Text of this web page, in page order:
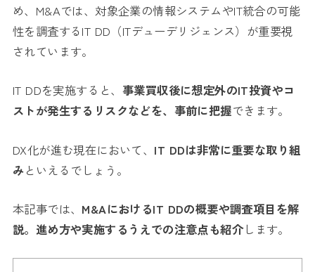
め、M&Aでは、対象企業の情報システムやIT統合の可能
性を調査するIT DD（ITデューデリジェンス）が重要視
されています。
IT DDを実施すると、 事業買収後に想定外のIT投資やコ
ストが発生するリスクなどを、事前に把握できます。
DX化が進む現在において、 IT DDは非常に重要な取り組
みといえるでしょう。
本記事では、 M&AにおけるIT DDの概要や調査項目を解
説。進め方や実施するうえでの注意点も紹介します。